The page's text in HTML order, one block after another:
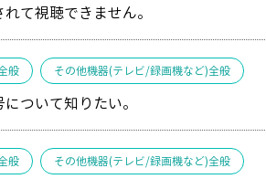
て視聴できません。
般 その他機器(テレビ/録画機など)全般
ついて知りたい。
般 その他機器(テレビ/録画機など)全般